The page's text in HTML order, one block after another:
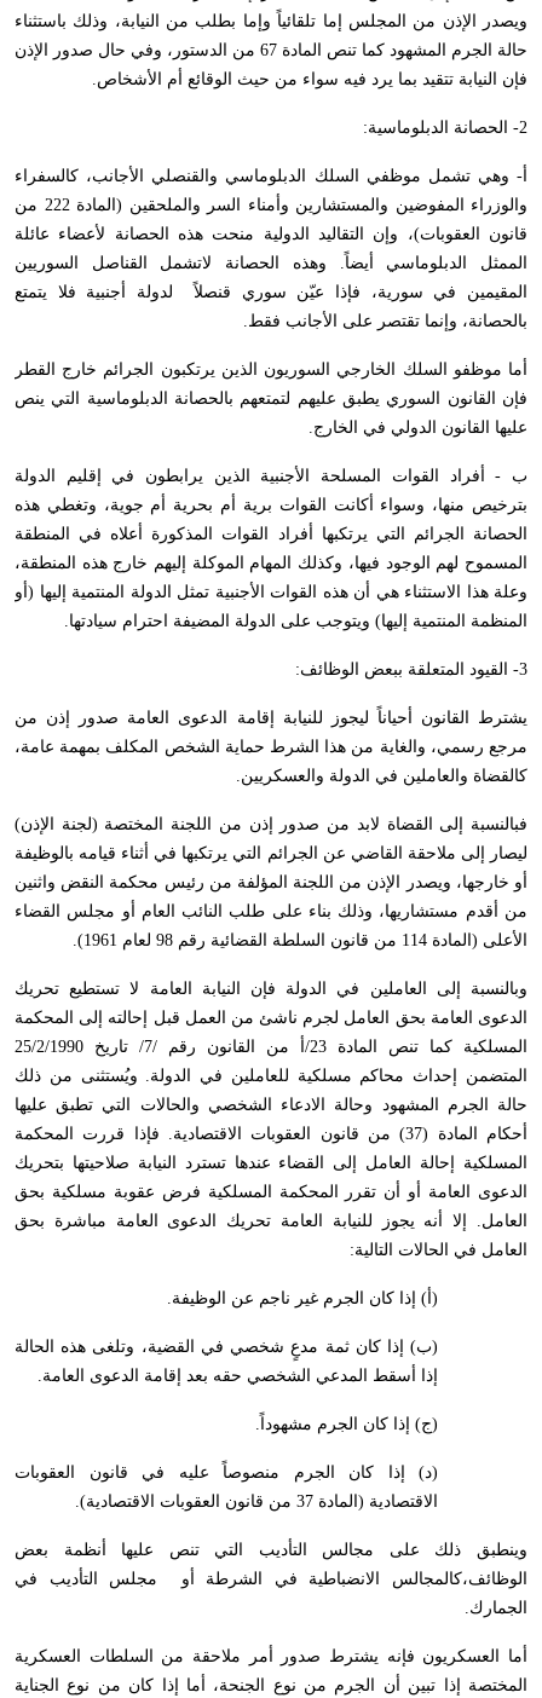
ويصدر الإذن من المجلس إما تلقائياً وإما بطلب من النيابة، وذلك باستثناء
حالة الجرم المشهود كما تنص المادة 67 من الدستور، وفي حال صدور الإذن
فإن النيابة تتقيد بما يرد فيه سواء من حيث الوقائع أم الأشخاص.
2- الحصانة الدبلوماسية:
أ- وهي تشمل موظفي السلك الدبلوماسي والقنصلي الأجانب، كالسفراء
والوزراء المفوضين والمستشارين وأمناء السر والملحقين (المادة 222 من
قانون العقوبات)، وإن التقاليد الدولية منحت هذه الحصانة لأعضاء عائلة
الممثل الدبلوماسي أيضاً. وهذه الحصانة لاتشمل القناصل السوريين
المقيمين في سورية، فإذا عيّن سوري قنصلاً لدولة أجنبية فلا يتمتع
بالحصانة، وإنما تقتصر على الأجانب فقط.
أما موظفو السلك الخارجي السوريون الذين يرتكبون الجرائم خارج القطر
فإن القانون السوري يطبق عليهم لتمتعهم بالحصانة الدبلوماسية التي ينص
عليها القانون الدولي في الخارج.
ب - أفراد القوات المسلحة الأجنبية الذين يرابطون في إقليم الدولة
بترخيص منها، وسواء أكانت القوات برية أم بحرية أم جوية، وتغطي هذه
الحصانة الجرائم التي يرتكبها أفراد القوات المذكورة أعلاه في المنطقة
المسموح لهم الوجود فيها، وكذلك المهام الموكلة إليهم خارج هذه المنطقة،
وعلة هذا الاستثناء هي أن هذه القوات الأجنبية تمثل الدولة المنتمية إليها (أو
المنظمة المنتمية إليها) ويتوجب على الدولة المضيفة احترام سيادتها.
3- القيود المتعلقة ببعض الوظائف:
يشترط القانون أحياناً ليجوز للنيابة إقامة الدعوى العامة صدور إذن من
مرجع رسمي، والغاية من هذا الشرط حماية الشخص المكلف بمهمة عامة،
كالقضاة والعاملين في الدولة والعسكريين.
فبالنسبة إلى القضاة لابد من صدور إذن من اللجنة المختصة (لجنة الإذن)
ليصار إلى ملاحقة القاضي عن الجرائم التي يرتكبها في أثناء قيامه بالوظيفة
أو خارجها، ويصدر الإذن من اللجنة المؤلفة من رئيس محكمة النقض واثنين
من أقدم مستشاريها، وذلك بناء على طلب النائب العام أو مجلس القضاء
الأعلى (المادة 114 من قانون السلطة القضائية رقم 98 لعام 1961).
وبالنسبة إلى العاملين في الدولة فإن النيابة العامة لا تستطيع تحريك
الدعوى العامة بحق العامل لجرم ناشئ من العمل قبل إحالته إلى المحكمة
المسلكية كما تنص المادة 23/أ من القانون رقم /7/ تاريخ 25/2/1990
المتضمن إحداث محاكم مسلكية للعاملين في الدولة. ويُستثنى من ذلك
حالة الجرم المشهود وحالة الادعاء الشخصي والحالات التي تطبق عليها
أحكام المادة (37) من قانون العقوبات الاقتصادية. فإذا قررت المحكمة
المسلكية إحالة العامل إلى القضاء عندها تسترد النيابة صلاحيتها بتحريك
الدعوى العامة أو أن تقرر المحكمة المسلكية فرض عقوبة مسلكية بحق
العامل. إلا أنه يجوز للنيابة العامة تحريك الدعوى العامة مباشرة بحق
العامل في الحالات التالية:
(أ) إذا كان الجرم غير ناجم عن الوظيفة.
(ب) إذا كان ثمة مدعٍ شخصي في القضية، وتلغى هذه الحالة
إذا أسقط المدعي الشخصي حقه بعد إقامة الدعوى العامة.
(ج) إذا كان الجرم مشهوداً.
(د) إذا كان الجرم منصوصاً عليه في قانون العقوبات
الاقتصادية (المادة 37 من قانون العقوبات الاقتصادية).
وينطبق ذلك على مجالس التأديب التي تنص عليها أنظمة بعض
الوظائف،كالمجالس الانضباطية في الشرطة أو مجلس التأديب في
الجمارك.
أما العسكريون فإنه يشترط صدور أمر ملاحقة من السلطات العسكرية
المختصة إذا تبين أن الجرم من نوع الجنحة، أما إذا كان من نوع الجناية